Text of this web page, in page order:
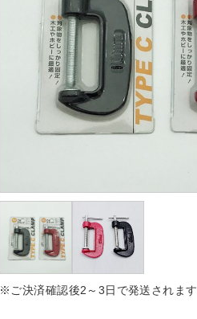
※ご決済確認後2～3日で発送されます